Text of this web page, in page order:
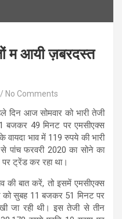
म आयी ज़बरदस्त
No Comments
दिन आज सोमवार को भारी तेजी
बजकर 49 मिनट पर एमसीएक्स
भाव में 119 रुपये की भारी
पांच फरवरी 2020 का सोने का
पर ट्रेंड कर रहा था।
की बात करें, तो इसमें एमसीएक्स
को सुबह 11 बजकर 51 मिनट पर
जा रही थी। इस तेजी से तीन